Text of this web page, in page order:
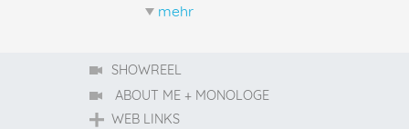
mehr
weniger
SHOWREEL
ABOUT ME + MONOLOGE
WEB LINKS